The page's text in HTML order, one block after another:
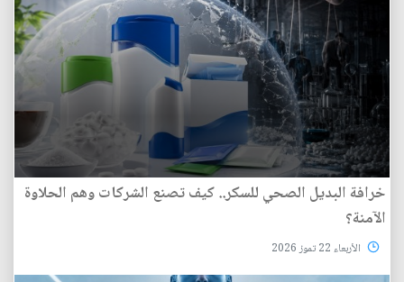
خرافة البديل الصحي للسكر.. كيف تصنع الشركات وهم الحلاوة
الآمنة؟
الأربعاء 22 تموز 2026